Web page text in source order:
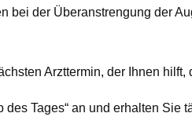
bei der Überanstrengung der
Arzttermin, der Ihnen
Tages“ an und erhalten